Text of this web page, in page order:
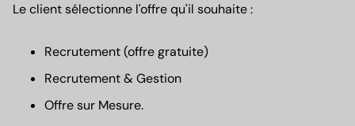
Le client sélectionne l'offre qu'il souhaite :
Recrutement (offre gratuite)
Recrutement & Gestion
Offre sur Mesure.